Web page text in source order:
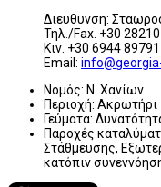
Διευθυνση:
Τηλ./Fax. +30
Κιν. +30 6944
Email:
Νομός: Ν. Χανίων
Περιοχή: Ακρωτήρι
Γεύματα:
Παροχές
Στάθμευσης,
κατόπιν